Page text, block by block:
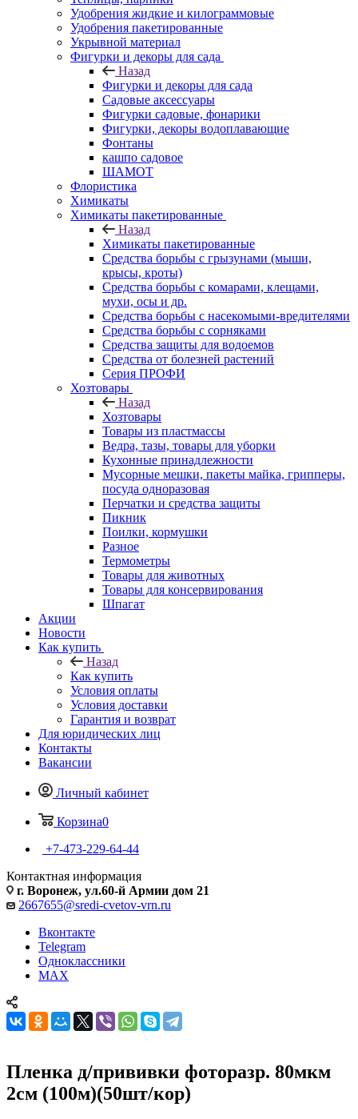
Удобрения жидкие и килограммовые
Удобрения пакетированные
Укрывной материал
Фигурки и декоры для сада
Назад
Фигурки и декоры для сада
Садовые аксессуары
Фигурки садовые, фонарики
Фигурки, декоры водоплавающие
Фонтаны
кашпо садовое
ШАМОТ
Флористика
Химикаты
Химикаты пакетированные
Назад
Химикаты пакетированные
Средства борьбы с грызунами (мыши,
крысы, кроты)
Средства борьбы с комарами, клещами,
мухи, осы и др.
Средства борьбы с насекомыми-вредителями
Средства борьбы с сорняками
Средства защиты для водоемов
Средства от болезней растений
Серия ПРОФИ
Хозтовары
Назад
Хозтовары
Товары из пластмассы
Ведра, тазы, товары для уборки
Кухонные принадлежности
Мусорные мешки, пакеты майка, грипперы,
посуда одноразовая
Перчатки и средства защиты
Пикник
Поилки, кормушки
Разное
Термометры
Товары для животных
Товары для консервирования
Шпагат
Акции
Новости
Как купить
Назад
Как купить
Условия оплаты
Условия доставки
Гарантия и возврат
Для юридических лиц
Контакты
Вакансии
Личный кабинет
Корзина0
+7-473-229-64-44
Контактная информация
г. Воронеж, ул.60-й Армии дом 21
2667655@sredi-cvetov-vrn.ru
Вконтакте
Telegram
Одноклассники
MAX
Пленка д/прививки фоторазр. 80мкм
2см (100м)(50шт/кор)